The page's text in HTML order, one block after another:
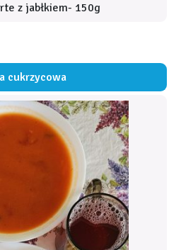
z jabłkiem- 150g
cukrzycowa